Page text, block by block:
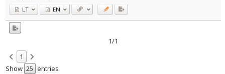
Journal
LT EN
1/1
1
Show
entries